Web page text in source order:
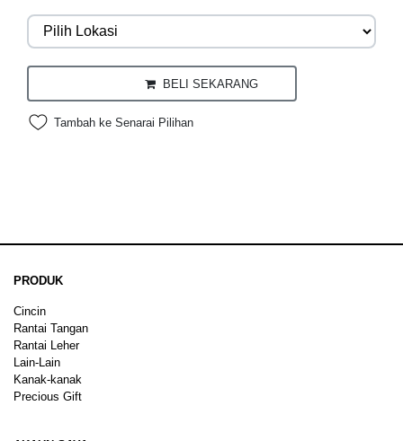
BELI SEKARANG
Tambah ke Senarai Pilihan
PRODUK
Cincin
Rantai Tangan
Rantai Leher
Lain-Lain
Kanak-kanak
Precious Gift